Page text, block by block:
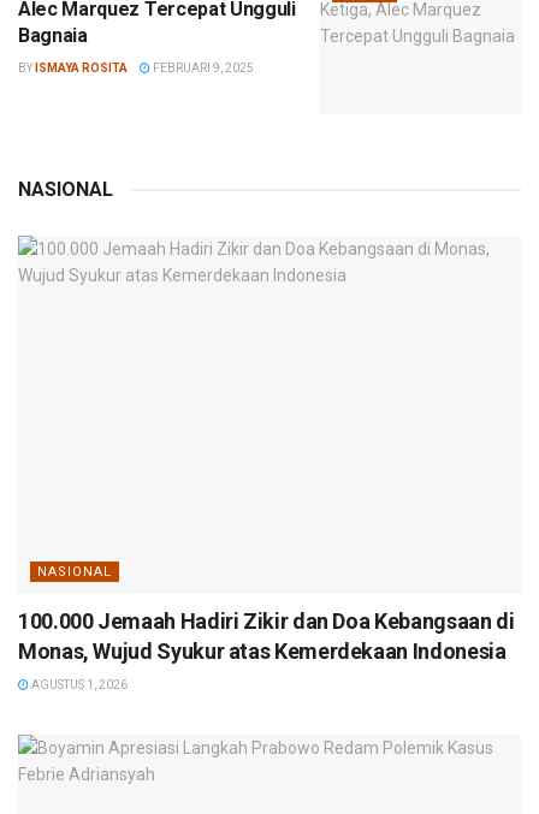
Alec Marquez Tercepat Ungguli
Bagnaia
BY ISMAYA ROSITA FEBRUARI 9, 2025
NASIONAL
NASIONAL
100.000 Jemaah Hadiri Zikir dan Doa Kebangsaan di
Monas, Wujud Syukur atas Kemerdekaan Indonesia
AGUSTUS 1, 2026